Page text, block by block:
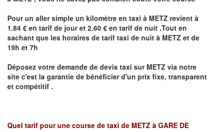
Pour un aller simple un kilomètre en taxi à METZ revient à
1.84 € en tarif de jour et 2.60 € en tarif de nuit .Tout en
sachant que les horaires de tarif taxi de nuit à METZ et de
19h et 7h
Déposez votre demande de devis taxi sur METZ via notre
site c'est la garantie de bénéficier d'un prix fixe, transparent
et compétitif .
Quel tarif pour une course de taxi de METZ à GARE DE